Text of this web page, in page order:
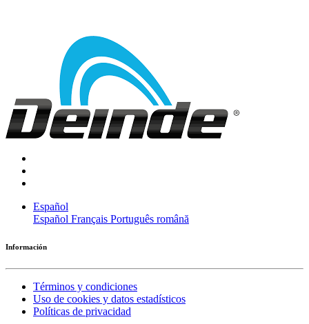
Español
Español Français Português română
Información
Términos y condiciones
Uso de cookies y datos estadísticos
Políticas de privacidad